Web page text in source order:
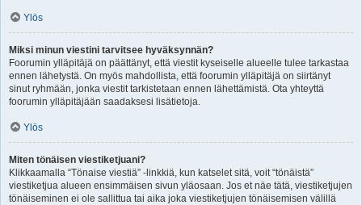
Ylös
Miksi minun viestini tarvitsee hyväksynnän?
Foorumin ylläpitäjä on päättänyt, että viestit kyseiselle alueelle tulee tarkastaa
ennen lähetystä. On myös mahdollista, että foorumin ylläpitäjä on siirtänyt
sinut ryhmään, jonka viestit tarkistetaan ennen lähettämistä. Ota yhteyttä
foorumin ylläpitäjään saadaksesi lisätietoja.
Ylös
Miten tönäisen viestiketjuani?
Klikkaamalla “Tönaise viestiä” -linkkiä, kun katselet sitä, voit “tönäistä”
viestiketjua alueen ensimmäisen sivun yläosaan. Jos et näe tätä, viestiketjujen
tönäiseminen ei ole sallittua tai aika joka viestiketjujen tönäisemisen välillä